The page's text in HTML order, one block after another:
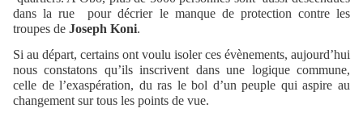
dans la rue
pour décrier le manque de protection contre les
troupes de Joseph Koni.
Si au départ, certains ont voulu isoler ces évènements, aujourd’hui
nous constatons qu’ils inscrivent dans une logique commune,
celle de l’exaspération, du ras le bol d’un peuple qui aspire au
changement sur tous les points de vue.